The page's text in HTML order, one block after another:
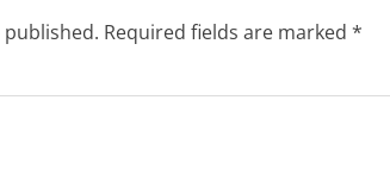
Required fields are marked *